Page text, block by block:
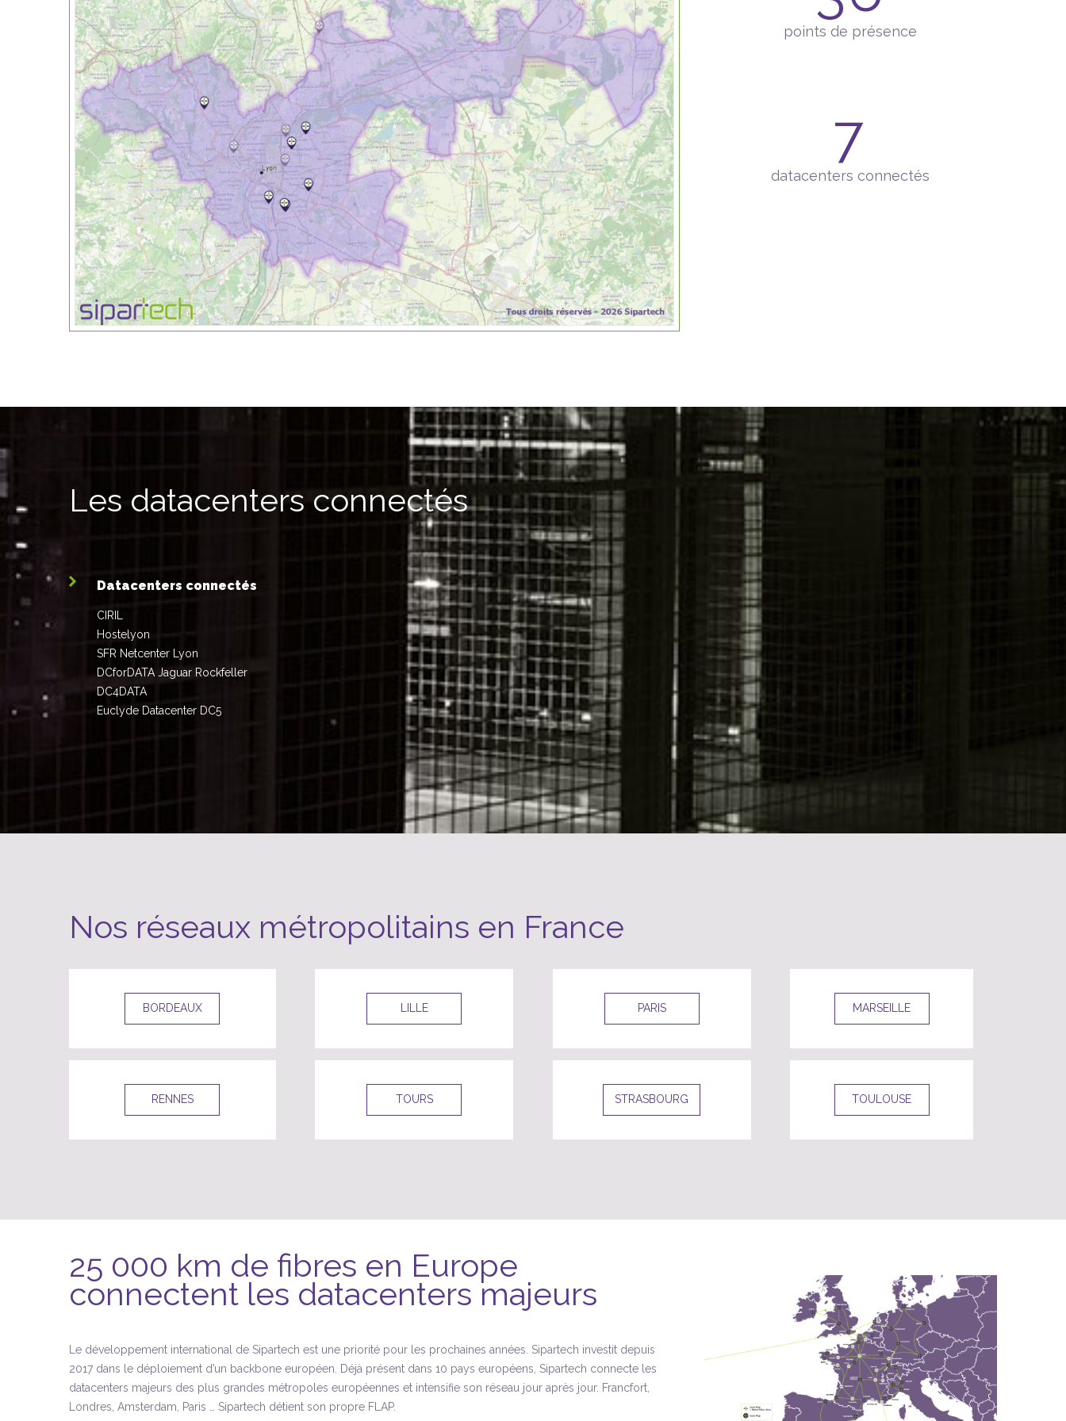
points de présence
7
datacenters connectés
Les datacenters connectés
Datacenters connectés
CIRIL
Hostelyon
SFR Netcenter Lyon
DCforDATA Jaguar Rockfeller
DC4DATA
Euclyde Datacenter DC5
Nos réseaux métropolitains en France
BORDEAUX LILLE PARIS MARSEILLE
RENNES TOURS STRASBOURG TOULOUSE
25 000 km de fibres en Europe
connectent les datacenters majeurs
Le développement international de Sipartech est une priorité pour les prochaines années. Sipartech investit depuis
2017 dans le déploiement d’un backbone européen. Déjà présent dans 10 pays européens, Sipartech connecte les
datacenters majeurs des plus grandes métropoles européennes et intensifie son réseau jour après jour. Francfort,
Londres, Amsterdam, Paris … Sipartech détient son propre FLAP.